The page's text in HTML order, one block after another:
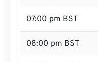
07:00 pm BST
08:00 pm BST